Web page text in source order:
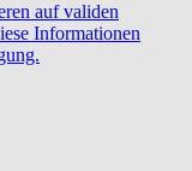
auf validen
Informationen